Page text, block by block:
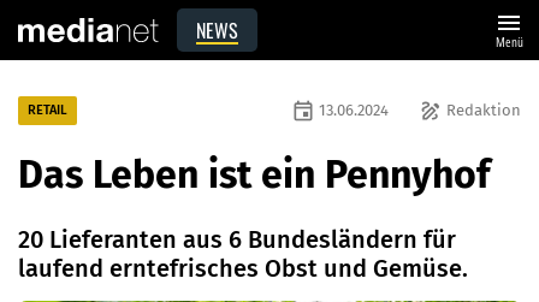
NEWS menu
Menü
RETAIL draw Redaktion
event 13.06.2024
Das Leben ist ein Pennyhof
20 Lieferanten aus 6 Bundesländern für
laufend erntefrisches Obst und Gemüse.